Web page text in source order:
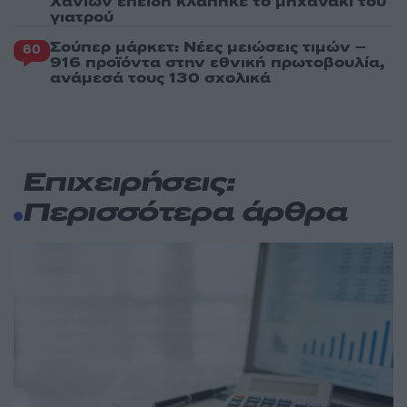
γιατρού
60 Σούπερ μάρκετ: Νέες μειώσεις τιμών –
916 προϊόντα στην εθνική πρωτοβουλία,
ανάμεσά τους 130 σχολικά
Επιχειρήσεις:
Περισσότερα άρθρα